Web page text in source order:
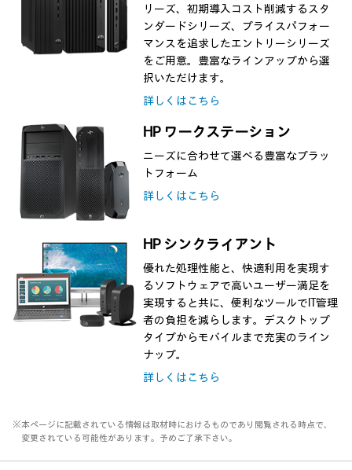
リーズ、初期導入コスト削減するスタ
ンダードシリーズ、プライスパフォー
マンスを追求したエントリーシリーズ
をご用意。豊富なラインアップから選
択いただけます。
詳しくはこちら
HP ワークステーション
ニーズに合わせて選べる豊富なプラッ
トフォーム
詳しくはこちら
HP シンクライアント
優れた処理性能と、快適利用を実現す
るソフトウェアで高いユーザー満足を
実現すると共に、便利なツールでIT管理
者の負担を減らします。デスクトップ
タイプからモバイルまで充実のライン
ナップ。
詳しくはこちら
※本ページに記載されている情報は取材時におけるものであり閲覧される時点で、
変更されている可能性があります。予めご了承下さい。